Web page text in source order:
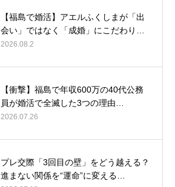
【福島で婚活】アエルふくしまが「出
会い」ではなく「成婚」にこだわり…
2026.08.2
【衝撃】福島で年収600万の40代公務
員が婚活で全滅した3つの理由…
2026.07.26
プレ交際「3回目の壁」をどう越える？
進まない関係を“運命”に変える…